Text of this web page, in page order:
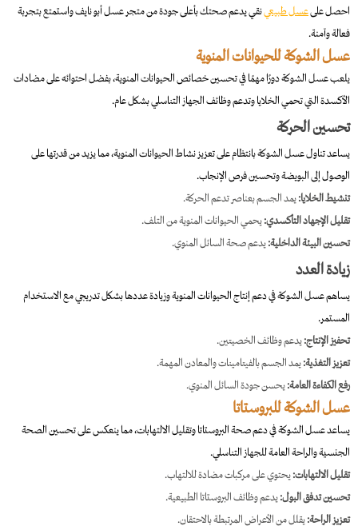
احصل علىعسل طبيعينقي يدعم صحتك بأعلى جودة من متجر عسل أبو نايف واستمتع بتجربة
فعالة وآمنة.
عسل الشوكة للحيوانات المنوية
يلعب عسل الشوكة دورًا مهمًا في تحسين خصائص الحيوانات المنوية، بفضل احتوائه على مضادات
الأكسدة التي تحمي الخلايا وتدعم وظائف الجهاز التناسلي بشكل عام.
تحسين الحركة
يساعد تناول عسل الشوكة بانتظام على تعزيز نشاط الحيوانات المنوية، مما يزيد من قدرتها على
الوصول إلى البويضة وتحسين فرص الإنجاب.
تنشيط الخلايا:يمد الجسم بعناصر تدعم الحركة.
تقليل الإجهاد التأكسدي:يحمي الحيوانات المنوية من التلف.
تحسين البيئة الداخلية:يدعم صحة السائل المنوي.
زيادة العدد
يساهم عسل الشوكة في دعم إنتاج الحيوانات المنوية وزيادة عددها بشكل تدريجي مع الاستخدام
المستمر.
تحفيز الإنتاج:يدعم وظائف الخصيتين.
تعزيز التغذية:يمد الجسم بالفيتامينات والمعادن المهمة.
رفع الكفاءة العامة:يحسن جودة السائل المنوي.
عسل الشوكة للبروستاتا
يساعد عسل الشوكة في دعم صحة البروستاتا وتقليل الالتهابات، مما ينعكس على تحسين الصحة
الجنسية والراحة العامة للجهاز التناسلي.
تقليل الالتهابات:يحتوي على مركبات مضادة للالتهاب.
تحسين تدفق البول:يدعم وظائف البروستاتا الطبيعية.
تعزيز الراحة:يقلل من الأعراض المرتبطة بالاحتقان.